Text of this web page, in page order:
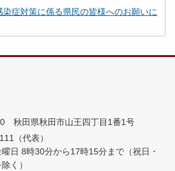
症対策に係る県民の皆様へのお願いに
秋田県秋田市山王四丁目1番1号
（代表）
曜日 8時30分から17時15分まで （祝日・
く）